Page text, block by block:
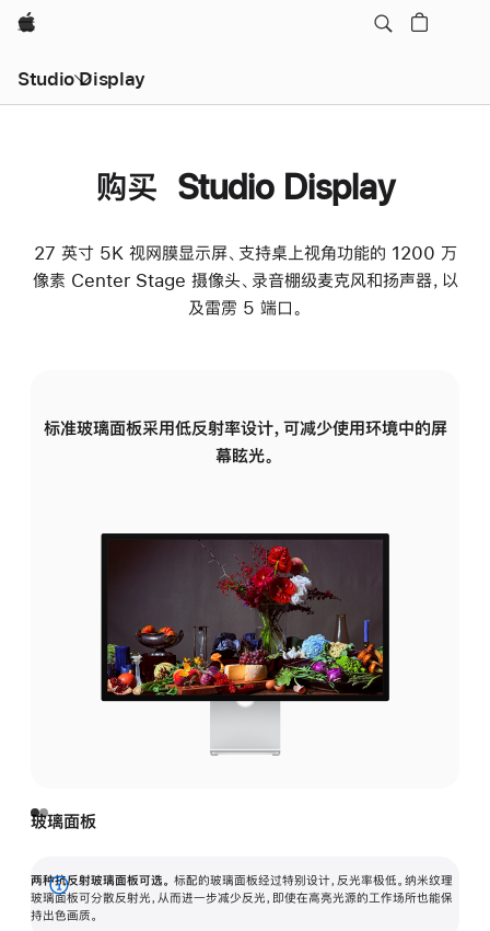
Apple
Studio Display
购买 Studio Display
27 英寸 5K 视网膜显示屏、支持桌上视角功能的 1200 万
像素 Center Stage 摄像头、录音棚级麦克风和扬声器，以
及雷雳 5 端口。
标准玻璃面板采用低反射率设计，可减少使用环境中的屏
幕眩光。
玻璃面板
两种抗反射玻璃面板可选。 标配的玻璃面板经过特别设计，反光率极低。纳米纹理
玻璃面板可分散反射光，从而进一步减少反光，即使在高亮光源的工作场所也能保
持出色画质。
展
开